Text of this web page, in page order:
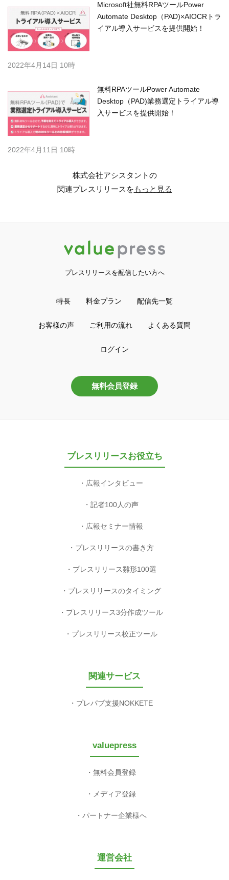
Microsoft社無料RPAツールPower
Automate Desktop（PAD)×AIOCRトラ
イアル導入サービスを提供開始！
2022年4月14日 10時
無料RPAツールPower Automate
Desktop（PAD)業務選定トライアル導
入サービスを提供開始！
2022年4月11日 10時
株式会社アシスタントの
関連プレスリリースをもっと見る
プレスリリースを配信したい方へ
特長 料金プラン 配信先一覧
お客様の声 ご利用の流れ よくある質問
ログイン
無料会員登録
プレスリリースお役立ち
広報インタビュー
記者100人の声
広報セミナー情報
プレスリリースの書き方
プレスリリース雛形100選
プレスリリースのタイミング
プレスリリース3分作成ツール
プレスリリース校正ツール
関連サービス
プレパブ支援NOKKETE
valuepress
無料会員登録
メディア登録
パートナー企業様へ
運営会社